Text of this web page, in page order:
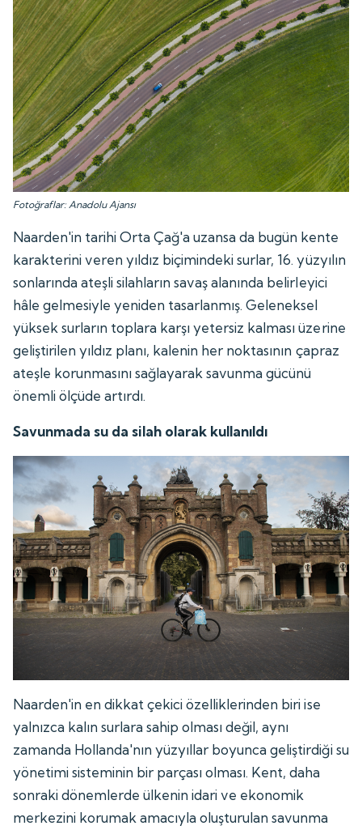
Fotoğraflar: Anadolu Ajansı
Naarden'in tarihi Orta Çağ'a uzansa da bugün kente
karakterini veren yıldız biçimindeki surlar, 16. yüzyılın
sonlarında ateşli silahların savaş alanında belirleyici
hâle gelmesiyle yeniden tasarlanmış. Geleneksel
yüksek surların toplara karşı yetersiz kalması üzerine
geliştirilen yıldız planı, kalenin her noktasının çapraz
ateşle korunmasını sağlayarak savunma gücünü
önemli ölçüde artırdı.
Savunmada su da silah olarak kullanıldı
Naarden'in en dikkat çekici özelliklerinden biri ise
yalnızca kalın surlara sahip olması değil, aynı
zamanda Hollanda'nın yüzyıllar boyunca geliştirdiği su
yönetimi sisteminin bir parçası olması. Kent, daha
sonraki dönemlerde ülkenin idari ve ekonomik
merkezini korumak amacıyla oluşturulan savunma